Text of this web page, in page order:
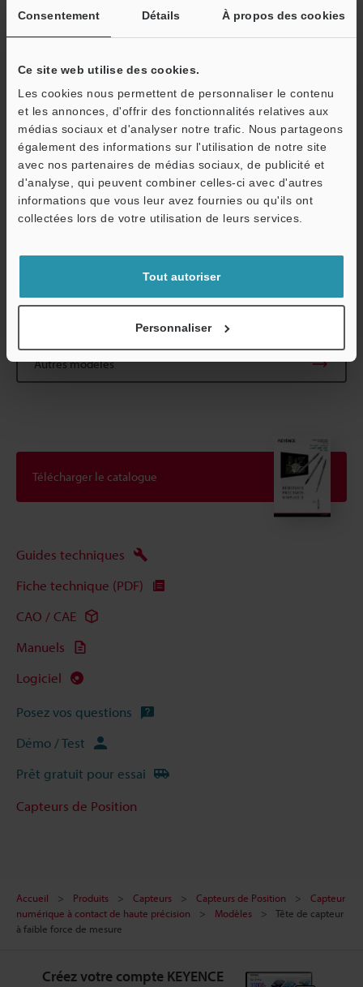
Consentement Détails À propos des cookies
Ce site web utilise des cookies.
Les cookies nous permettent de personnaliser le contenu
et les annonces, d'offrir des fonctionnalités relatives aux
médias sociaux et d'analyser notre trafic. Nous partageons
également des informations sur l'utilisation de notre site
avec nos partenaires de médias sociaux, de publicité et
d'analyse, qui peuvent combiner celles-ci avec d'autres
informations que vous leur avez fournies ou qu'ils ont
collectées lors de votre utilisation de leurs services.
Tout autoriser
Personnaliser
Soufflet anti-
-
Câble pour tête de capteur en option
Poids Environ 270 g
*1Valeur pour une température ambiante de 20 °C.
*2 Valeur au centre de la plage de mesure. La force de mesure
Le contact est inclus avec le capteur.
Autres modèles
Télécharger le catalogue
Guides techniques
Fiche technique (PDF)
CAO / CAE
Manuels
Logiciel
Posez vos questions
Démo / Test
Prêt gratuit pour essai
Capteurs de Position
Accueil Produits Capteurs Capteurs de Position
Capteur
numérique à contact de haute précision
Modèles
Tête de capteur
à faible force de mesure
Créez votre compte KEYENCE